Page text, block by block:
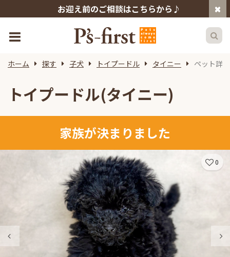
お迎え前のご相談はこちらから♪
ホーム 探す 子犬 トイプードル タイニー ペット詳細
トイプードル(タイニー)
家族が決まりました
0